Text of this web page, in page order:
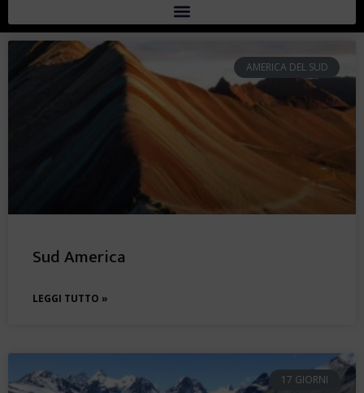
AMERICA DEL SUD
Sud America
LEGGI TUTTO »
17 GIORNI